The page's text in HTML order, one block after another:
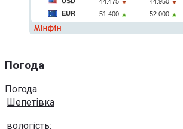
Погода
Погода
Шепетівка
вологість: